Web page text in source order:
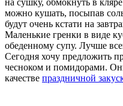
можно кушать, посыпав
будут очень кстати на
Маленькие гренки в виде
обеденному супу. Лучше
Сегодня хочу предложить
чесноком и помидорами.
качестве праздничной